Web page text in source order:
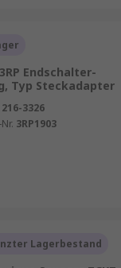
eine
eine
um
Endschalter-
Typ Steckadapter
216-3326
3RP1903
Lagerbestand